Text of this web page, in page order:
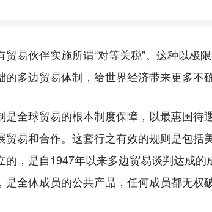
伙伴实施所谓“对等关税”。这种以极
多边贸易体制，给世界经济带来更多不
全球贸易的根本制度保障，以最惠国待
易和合作。这套行之有效的规则是包括
，是自1947年以来多边贸易谈判达成
全体成员的公共产品，任何成员都无权破